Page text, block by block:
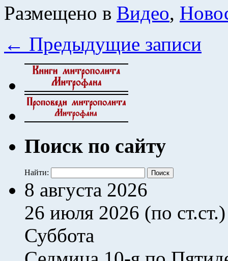
Размещено в Видео,
← Предыдущие записи
Поиск по сайту
Найти:
8 августа 2026
26 июля 2026 (по ст.ст.)
Суббота